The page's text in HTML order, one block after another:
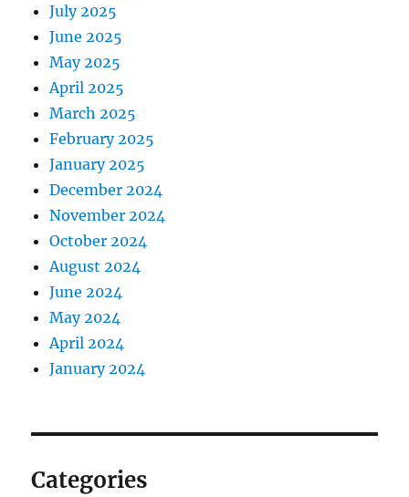
July 2025
June 2025
May 2025
April 2025
March 2025
February 2025
January 2025
December 2024
November 2024
October 2024
August 2024
June 2024
May 2024
April 2024
January 2024
Categories